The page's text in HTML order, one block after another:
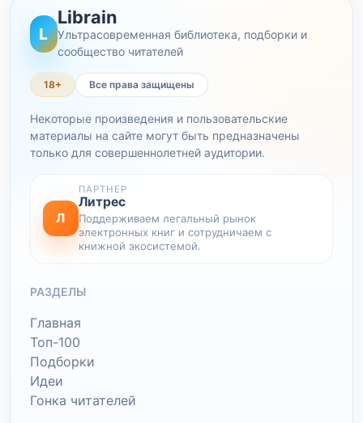
L
Librain
Ультрасовременная библиотека, подборки и
сообщество читателей
18+ Все права защищены
Некоторые произведения и пользовательские
материалы на сайте могут быть предназначены
только для совершеннолетней аудитории.
Л
ПАРТНЕР
Литрес
Поддерживаем легальный рынок
электронных книг и сотрудничаем с
книжной экосистемой.
РАЗДЕЛЫ
Главная
Топ-100
Подборки
Идеи
Гонка читателей